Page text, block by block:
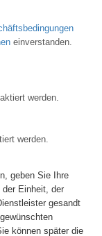
einverstanden.
werden.
werden.
geben Sie Ihre
Einheit, der
gesandt
können später die